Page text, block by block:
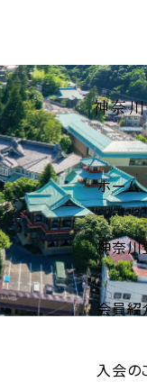
神奈
ホーム
神奈川
会員紹
入会の